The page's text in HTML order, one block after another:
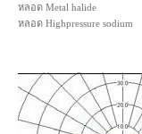
หลอด Metal halide ห
หลอด Highpressure